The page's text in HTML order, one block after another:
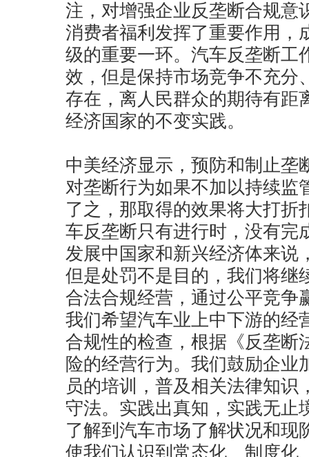
注，对增强企业反垄断合规意
消费者福利发挥了重要作用，
级的重要一环。汽车反垄断工
效，但是保持市场竞争不充分
存在，离人民群众的期待有距
经济国家的不变实践。
中美经济显示，预防和制止垄
对垄断行为如果不加以持续监
了之，那取得的效果将大打折
车反垄断只有进行时，没有完
发展中国家和新兴经济体来说
但是处罚不是目的，我们将继
合法合规经营，通过公平竞争
我们希望汽车业上中下游的经
合规性的检查，根据《反垄断
险的经营行为。我们鼓励企业
员的培训，普及相关法律知识
守法。实践出真知，实践无止
了解到汽车市场了解状况和现
使我们认识到常态化、制度化